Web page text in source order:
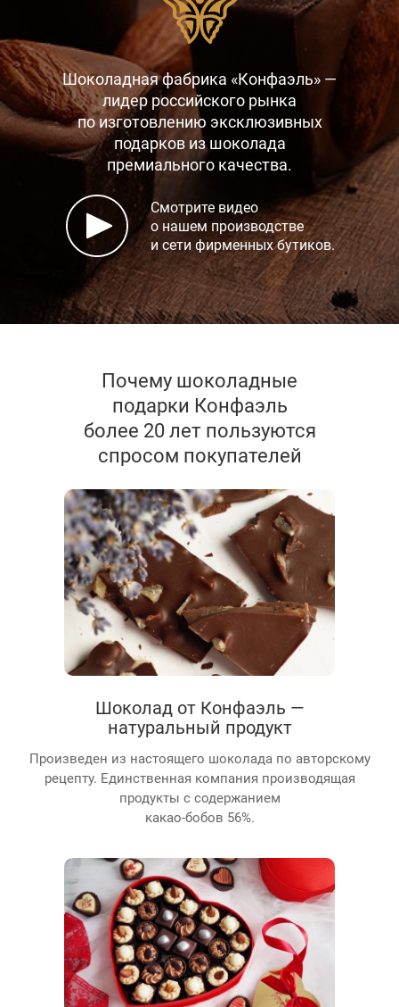
Шоколадная фабрика «Конфаэль» —
лидер российского рынка
по изготовлению эксклюзивных
подарков из шоколада
премиального качества.
Смотрите видео
о нашем производстве
и сети фирменных бутиков.
Почему шоколадные
подарки Конфаэль
более 20 лет пользуются
спросом покупателей
Шоколад от Конфаэль —
натуральный продукт
Произведен из настоящего шоколада по авторскому
рецепту. Единственная компания производящая
продукты с содержанием
какао-бобов 56%.